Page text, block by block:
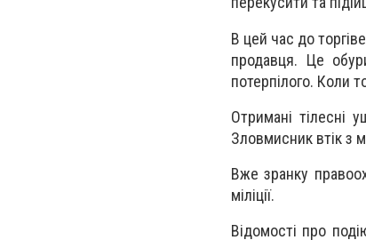
В цей час до
продавця. Це
потерпілого. Коли
Отримані тілесні
Зловмисник втік з
Вже зранку
міліції.
Відомості про